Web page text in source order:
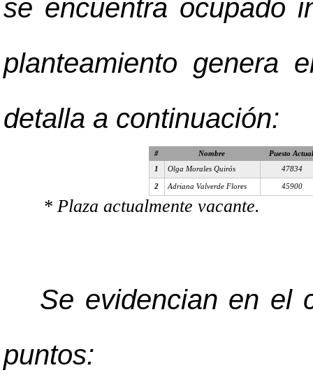
se encuentra ocupado
planteamiento genera
detalla a continuación:
# Nombre
Puesto Actual
1
Olga Morales Quirós 47834
2 Adriana Valverde Flores 45900
* Plaza actualmente vacante.
Se evidencian en el
puntos: